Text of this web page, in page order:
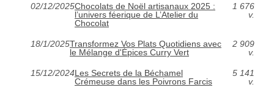
02/12/2025Chocolats de Noël artisanaux 2025 :
l’univers féerique de L’Atelier du
Chocolat
1 676
v.
18/1/2025Transformez Vos Plats Quotidiens avec
le Mélange d'Épices Curry Vert
2 909
v.
15/12/2024Les Secrets de la Béchamel
Crémeuse dans les Poivrons Farcis
5 141
v.